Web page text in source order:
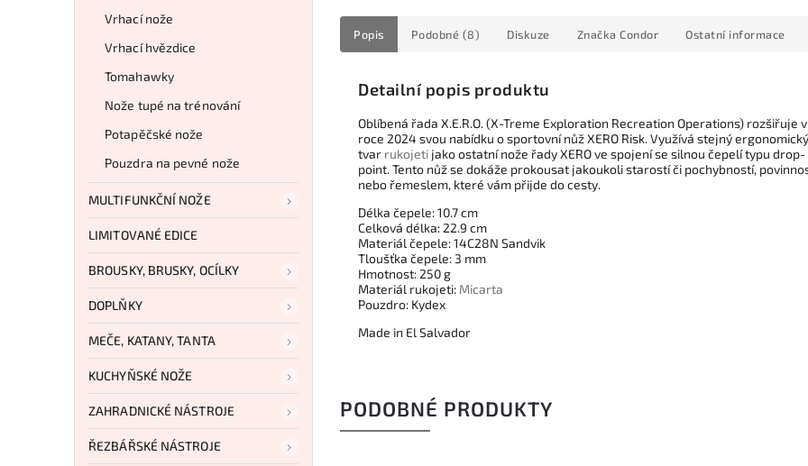
Vrhací nože
Vrhací hvězdice
Tomahawky
Nože tupé na trénování
Potapěčské nože
Pouzdra na pevné nože
MULTIFUNKČNÍ NOŽE
LIMITOVANÉ EDICE
BROUSKY, BRUSKY, OCÍLKY
DOPLŇKY
MEČE, KATANY, TANTA
KUCHYŇSKÉ NOŽE
ZAHRADNICKÉ NÁSTROJE
ŘEZBÁŘSKÉ NÁSTROJE
Popis Podobné (8) Diskuze Značka Condor Ostatní informace
Detailní popis produktu
Oblíbená řada X.E.R.O. (X-Treme Exploration Recreation Operations) rozšiřuje v
roce 2024 svou nabídku o sportovní nůž XERO Risk. Využívá stejný ergonomický
tvar rukojeti jako ostatní nože řady XERO ve spojení se silnou čepelí typu drop-
point. Tento nůž se dokáže prokousat jakoukoli starostí či pochybností,
nebo řemeslem, které vám přijde do cesty.
Délka čepele: 10.7 cm
Celková délka: 22.9 cm
Materiál čepele: 14C28N Sandvik
Tloušťka čepele: 3 mm
Hmotnost: 250 g
Materiál rukojeti: Micarta
Pouzdro: Kydex
Made in El Salvador
PODOBNÉ PRODUKTY